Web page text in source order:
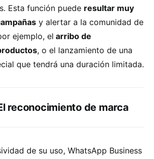
Esta función puede resultar muy
y alertar a la comunidad de
ejemplo, el arribo de
, o el lanzamiento de una
que tendrá una duración limitada.
reconocimiento de marca
de su uso, WhatsApp Business